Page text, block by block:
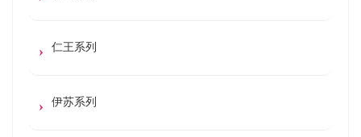
仁王系列
伊苏系列